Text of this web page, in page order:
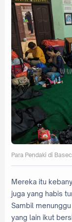
Para Pendaki di
Mereka itu
juga yang habis
Sambil
yang lain ikut